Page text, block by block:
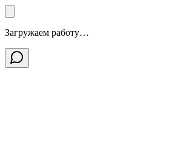
Загружаем работу…